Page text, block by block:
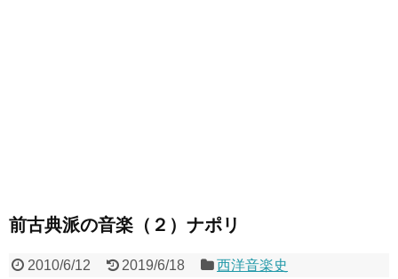
前古典派の音楽（２）ナポリ
2010/6/12 2019/6/18 西洋音楽史